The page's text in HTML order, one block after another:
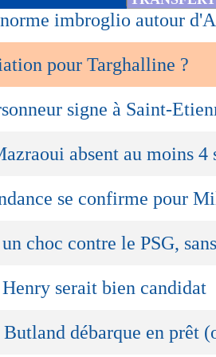
imbroglio autour
pour Targhalline ?
signe à Saint-
absent au moins 4
se confirme pour
choc contre le PSG,
serait bien candidat
Butland débarque en prêt